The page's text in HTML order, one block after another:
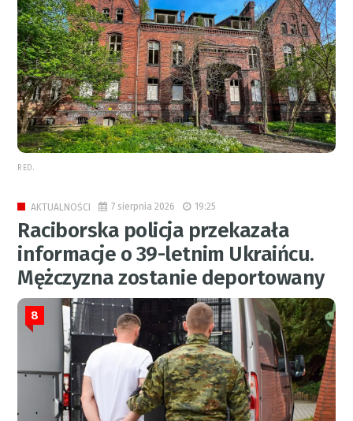
RED.
AKTUALNOŚCI 7 sierpnia 2026 19:25
Raciborska policja przekazała
informacje o 39-letnim Ukraińcu.
Mężczyzna zostanie deportowany
8